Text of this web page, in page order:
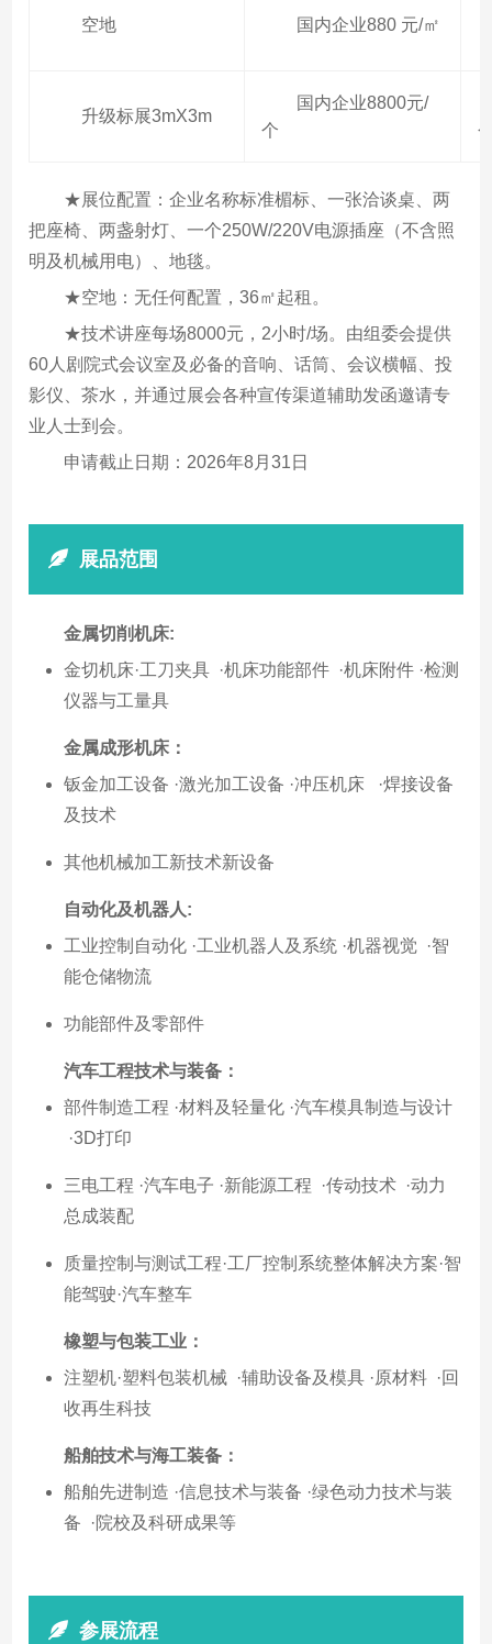
空地 国内企业880 元/㎡
升级标展3mX3m
国内企业8800元/
个
★展位配置：企业名称标准楣标、一张洽谈桌、两
把座椅、两盏射灯、一个250W/220V电源插座（不含照
明及机械用电）、地毯。
★空地：无任何配置，36㎡起租。
★技术讲座每场8000元，2小时/场。由组委会提供
60人剧院式会议室及必备的音响、话筒、会议横幅、投
影仪、茶水，并通过展会各种宣传渠道辅助发函邀请专
业人士到会。
申请截止日期：2026年8月31日
展品范围
金属切削机床:
金切机床·工刀夹具 ·机床功能部件 ·机床附件 ·检测
仪器与工量具
金属成形机床：
钣金加工设备 ·激光加工设备 ·冲压机床 ·焊接设备
及技术
其他机械加工新技术新设备
自动化及机器人:
工业控制自动化 ·工业机器人及系统 ·机器视觉 ·智
能仓储物流
功能部件及零部件
汽车工程技术与装备：
部件制造工程 ·材料及轻量化 ·汽车模具制造与设计
·3D打印
三电工程 ·汽车电子 ·新能源工程 ·传动技术 ·动力
总成装配
质量控制与测试工程·工厂控制系统整体解决方案·智
能驾驶·汽车整车
橡塑与包装工业 ：
注塑机·塑料包装机械 ·辅助设备及模具 ·原材料 ·回
收再生科技
船舶技术与海工装备：
船舶先进制造 ·信息技术与装备 ·绿色动力技术与装
备 ·院校及科研成果等
参展流程